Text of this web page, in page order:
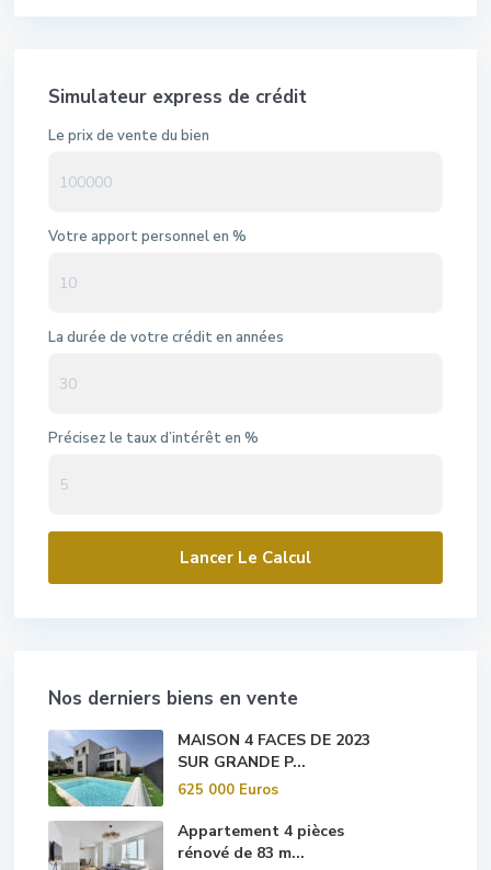
Simulateur express de crédit
Le prix de vente du bien
Votre apport personnel en %
La durée de votre crédit en années
Précisez le taux d’intérêt en %
Lancer Le Calcul
Nos derniers biens en vente
MAISON 4 FACES DE 2023
SUR GRANDE P...
625 000 Euros
Appartement 4 pièces
rénové de 83 m...